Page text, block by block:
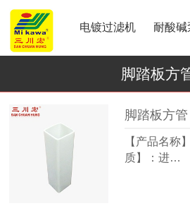
电镀过滤机 耐酸碱
脚踏板方
脚踏板方管
【产品名称
质】：进…